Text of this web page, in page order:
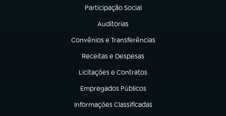
Participação Social
(abre em nova aba)
Auditorias
(abre em nova aba)
Convênios e Transferências
(abre em nova aba)
Receitas e Despesas
(abre em nova aba)
Licitações e Contratos
(abre em nova aba)
Empregados Públicos
(abre em nova aba)
Informações Classificadas
(abre em nova aba)